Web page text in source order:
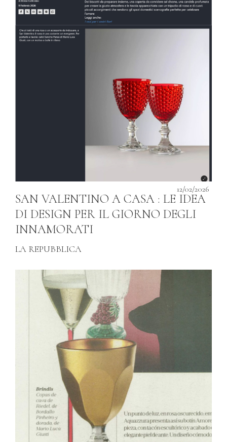
12/02/2026
SAN VALENTINO A CASA : LE IDEA
DI DESIGN PER IL GIORNO DEGLI
INNAMORATI
LA REPUBBLICA